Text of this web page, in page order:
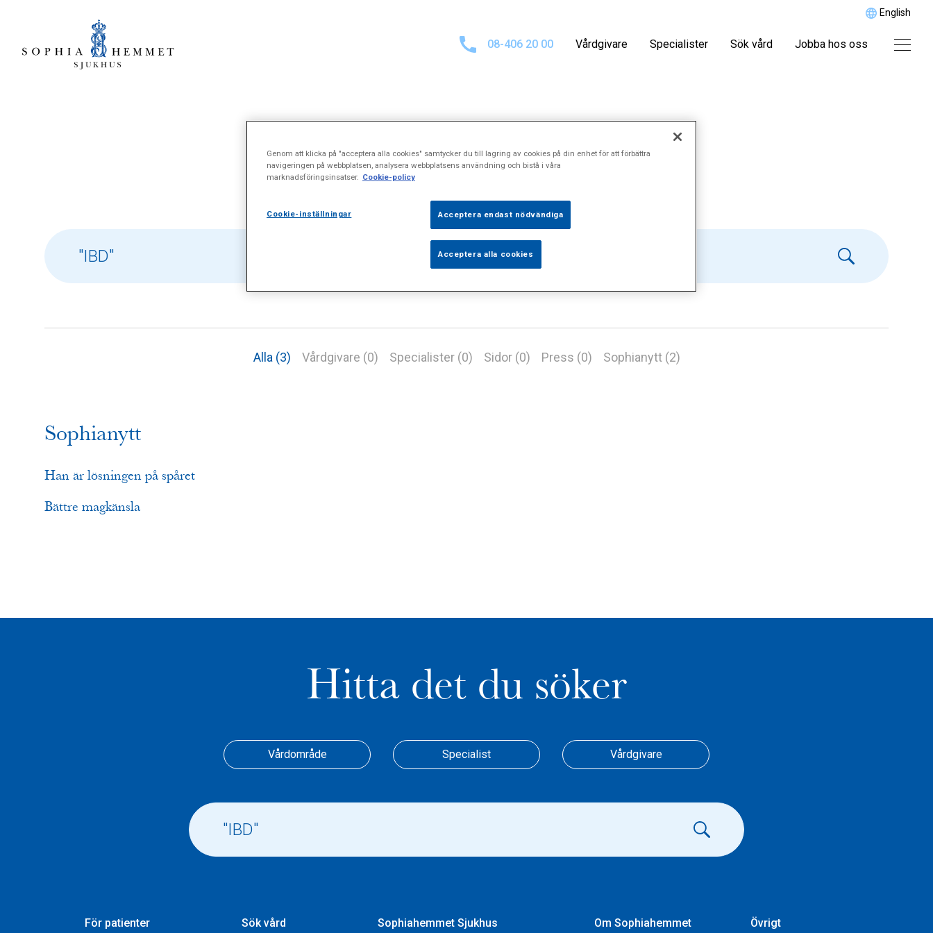
English
08-406 20 00 Vårdgivare Specialister Sök vård Jobba hos oss
Sökresultat för"IBD"
Alla (3) Vårdgivare (0) Specialister (0) Sidor (0) Press (0) Sophianytt (2)
Sophianytt
Han är lösningen på spåret
Bättre magkänsla
Hitta det du söker
Vårdområde Specialist Vårdgivare
För patienter Sök vård Sophiahemmet Sjukhus Om Sophiahemmet Övrigt
Genom att klicka på "acceptera alla cookies" samtycker du till lagring av cookies på din enhet för att förbättra
navigeringen på webbplatsen, analysera webbplatsens användning och bistå i våra
marknadsföringsinsatser. Cookie-policy
Cookie-inställningar Acceptera endast nödvändiga
Acceptera alla cookies